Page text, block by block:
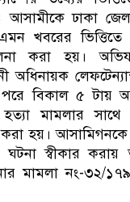
আসামীকে ঢাকা
খবরের
করা হয়।
অধিনায়ক
বিকাল ৫ টায়
মামলার সাথে
হয়। আসামিগনকে
স্বীকার করায়
মামলা নং-৩২/